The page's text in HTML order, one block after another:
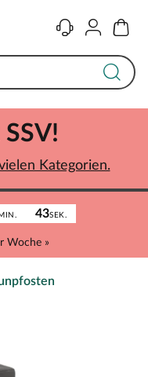
KontaktKonto
43SEK.
Woche »
Kategorien.